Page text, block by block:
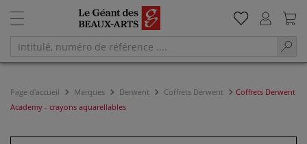
Page d'accueil Marques Derwent Coffrets Derwent
Coffrets Derwent
Academy - crayons aquarellables